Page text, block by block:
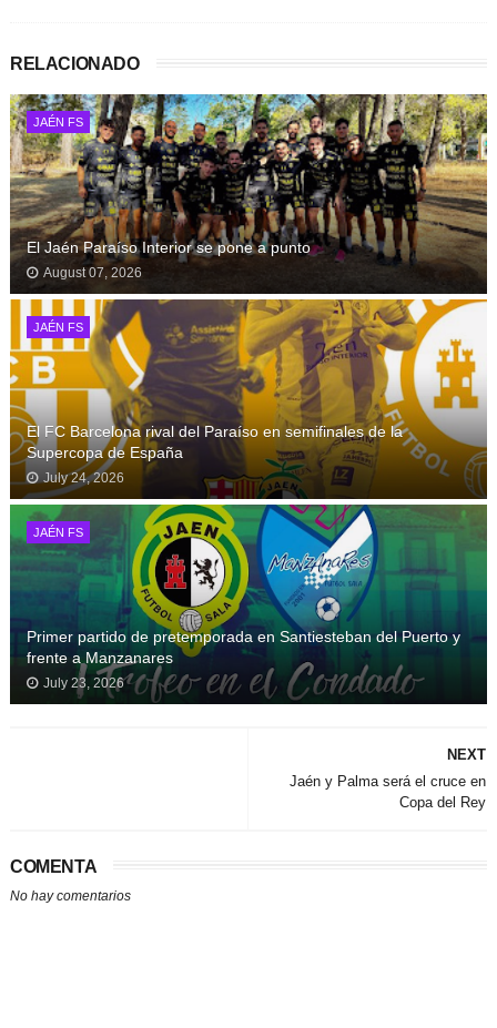
RELACIONADO
JAÉN FS
El Jaén Paraíso Interior se pone a punto
August 07, 2026
JAÉN FS
El FC Barcelona rival del Paraíso en semifinales de la
Supercopa de España
July 24, 2026
JAÉN FS
Primer partido de pretemporada en Santiesteban del Puerto y
frente a Manzanares
July 23, 2026
NEXT
Jaén y Palma será el cruce en
Copa del Rey
COMENTA
No hay comentarios